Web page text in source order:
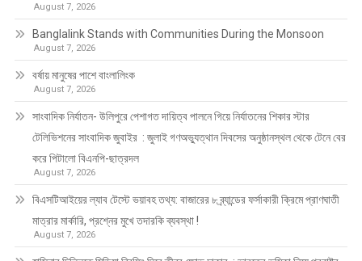
August 7, 2026
Banglalink Stands with Communities During the Monsoon
August 7, 2026
বর্ষায় মানুষের পাশে বাংলালিংক
August 7, 2026
সাংবাদিক নির্যাতন- উলিপুরে পেশাগত দায়িত্ব পালনে গিয়ে নির্যাতনের শিকার স্টার
টেলিভিশনের সাংবাদিক জুবাইর : জুলাই গণঅভ্যুত্থান দিবসের অনুষ্ঠানস্থল থেকে টেনে বের
করে পিটালো বিএনপি-ছাত্রদল
August 7, 2026
বিএসটিআইয়ের ল্যাব টেস্টে ভয়াবহ তথ্য: বাজারের ৮ ব্র্যান্ডের ফর্সাকারী ক্রিমে প্রাণঘাতী
মাত্রার মার্কারি, প্রশ্নের মুখে তদারকি ব্যবস্থা !
August 7, 2026